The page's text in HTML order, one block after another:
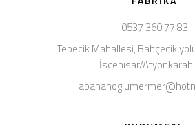
0537 360 77 83
Tepecik Mahallesi, Bahçecik
İscehisar/